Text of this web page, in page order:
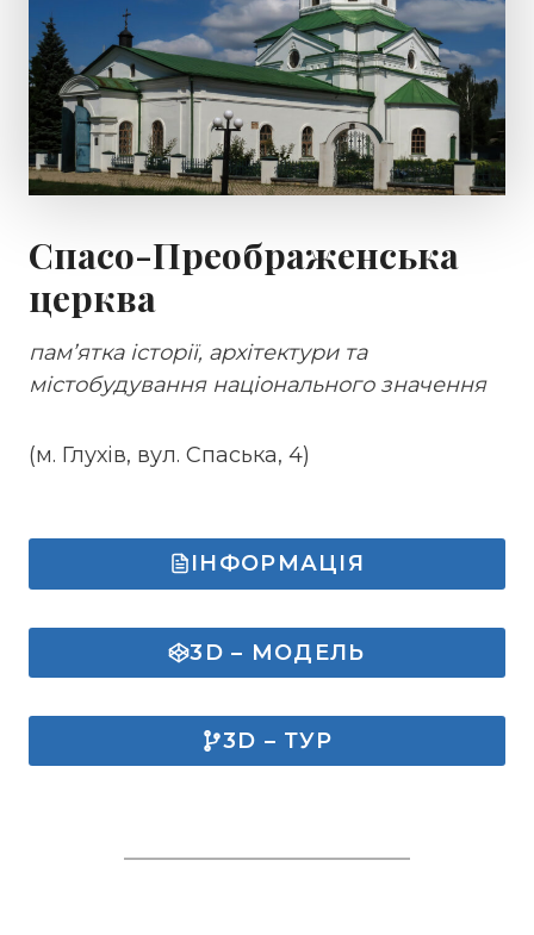
Спасо-Преображенська
церква
пам’ятка історії, архітектури та
містобудування національного значення
(м. Глухів, вул. Спаська, 4)
ІНФОРМАЦІЯ
3D – МОДЕЛЬ
3D – ТУР